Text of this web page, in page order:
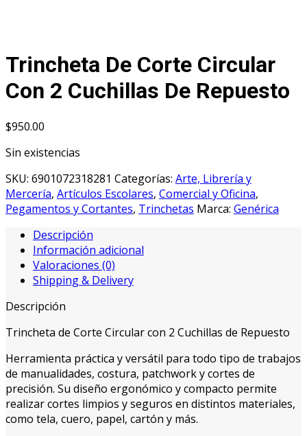
Trincheta De Corte Circular
Con 2 Cuchillas De Repuesto
$950.00
Sin existencias
SKU: 6901072318281 Categorías: Arte, Librería y
Mercería, Artículos Escolares, Comercial y Oficina,
Pegamentos y Cortantes, Trinchetas Marca: Genérica
Descripción
Información adicional
Valoraciones (0)
Shipping & Delivery
Descripción
Trincheta de Corte Circular con 2 Cuchillas de Repuesto
Herramienta práctica y versátil para todo tipo de trabajos
de manualidades, costura, patchwork y cortes de
precisión. Su diseño ergonómico y compacto permite
realizar cortes limpios y seguros en distintos materiales,
como tela, cuero, papel, cartón y más.